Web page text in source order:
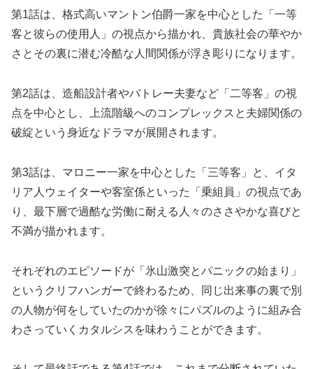
第1話は、格式高いマントン伯爵一家を中心とした「一等
客と彼らの使用人」の視点から描かれ、貴族社会の華やか
さとその裏に潜む冷酷な人間関係が浮き彫りになります。
第2話は、造船設計者やバトレー夫妻など「二等客」の視
点を中心とし、上流階級へのコンプレックスと夫婦関係の
破綻という身近なドラマが展開されます。
第3話は、マロニー一家を中心とした「三等客」と、イタ
リア人ウェイターや客室係といった「乗組員」の視点であ
り、最下層で過酷な労働に耐える人々のささやかな喜びと
不満が描かれます。
それぞれのエピソードが「氷山激突とパニックの始まり」
というクリフハンガーで終わるため、同じ出来事の裏で別
の人物が何をしていたのかが徐々にパズルのように組み合
わさっていくカタルシスを味わうことができます。